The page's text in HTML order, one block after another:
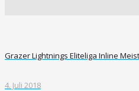
Grazer Lightnings Eliteliga Inline
4. Juli 2018